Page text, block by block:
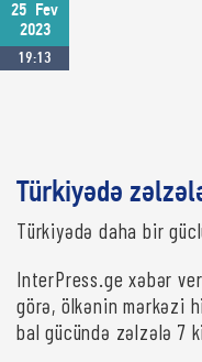
25
Fev
2023
19:13
Türkiyədə
Türkiyədə daha bir
InterPress.ge xəbər
görə, ölkənin mərkəzi
bal gücündə zəlzələ 7